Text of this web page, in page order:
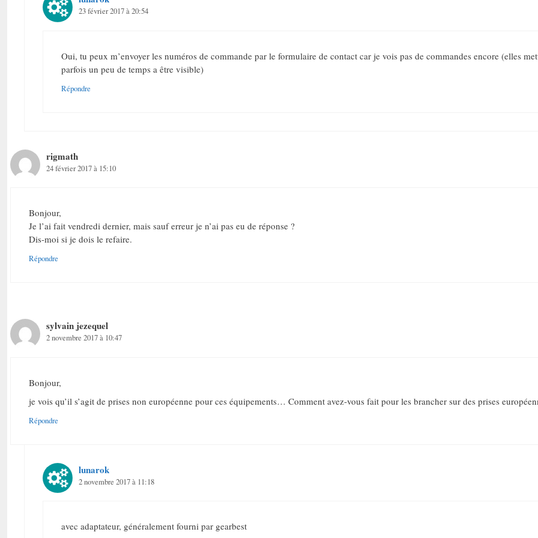
23 février 2017 à 20:54
Oui, tu peux m’envoyer les numéros de commande par le formulaire de contact car je vois pas de commandes encore (elles
parfois un peu de temps a être visible)
Répondre
rigmath
24 février 2017 à 15:10
Bonjour,
Je l’ai fait vendredi dernier, mais sauf erreur je n’ai pas eu de réponse ?
Dis-moi si je dois le refaire.
Répondre
sylvain jezequel
2 novembre 2017 à 10:47
Bonjour,
je vois qu’il s’agit de prises non européenne pour ces équipements… Comment avez-vous fait pour les brancher sur des prises
Répondre
lunarok
2 novembre 2017 à 11:18
avec adaptateur, généralement fourni par gearbest